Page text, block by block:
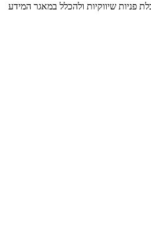
פניות שיווקיות ולהכלל במאגר המידע